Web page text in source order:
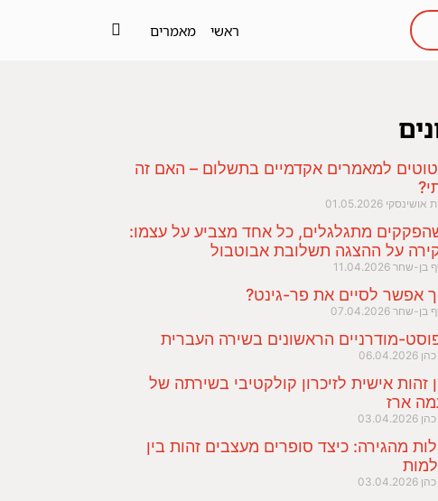
ראשי מאמרים
למאמרים אקדמיים בתשלום – האם זה
אושינסקי01.05.2026
מתגלגלים, כל אחד מצביע על עצמו:
על ההצגה תשלובת אבוטבול
בן-שחר11.04.2026
אפשר לסיים את פר-גינט?
בן-שחר07.04.2026
מודרניים הראשונים בשירה העברית
כהן06.04.2026
זהות אישית לזיכרון קולקטיבי בשירתה של
ארז
כהן03.04.2026
מהגירה: כיצד סופרים מעצבים זהות בין
כהן03.04.2026